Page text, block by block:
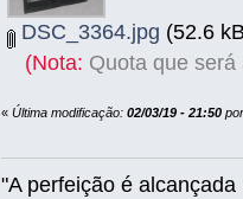
DSC_3364.jpg (52.6
(Nota: Quota que
«Última modificação:02/03/19 - 21:50
"A perfeição é